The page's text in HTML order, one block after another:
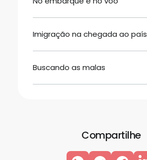
Imigração na chegada ao país
Buscando as malas
Compartilhe